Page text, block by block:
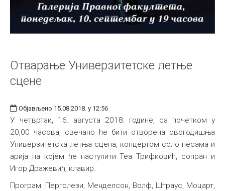
Отварање Универзитетске летње
сцене
Објављено 15.08.2018. у 12:56
У четвртак, 16. августа 2018. године, са почетком у
20,00 часова, свечано ће бити отворена овогодишња
Универзитетска летња сцена, концертом соло песама и
арија на којем ће наступити Теа Трифковић, сопран и
Игор Дражевић, клавир.
Програм: Перголези, Менделсон, Волф, Штраус, Моцарт,